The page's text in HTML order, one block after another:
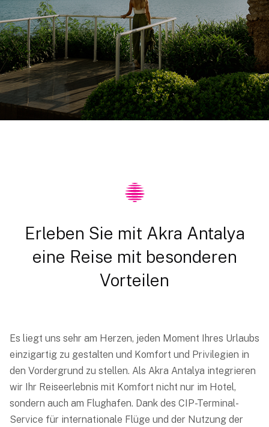
Erleben Sie mit Akra Antalya
eine Reise mit besonderen
Vorteilen
Es liegt uns sehr am Herzen, jeden Moment Ihres Urlaubs
einzigartig zu gestalten und Komfort und Privilegien in
den Vordergrund zu stellen. Als Akra Antalya integrieren
wir Ihr Reiseerlebnis mit Komfort nicht nur im Hotel,
sondern auch am Flughafen. Dank des CIP-Terminal-
Service für internationale Flüge und der Nutzung der